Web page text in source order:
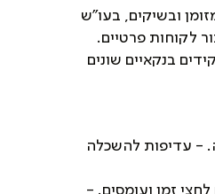
ובשיקים, בעו"ש
לקוחות פרטיים.
בנקאיים שונים
- עדיפות להשכלה
זמן ועומסים. -